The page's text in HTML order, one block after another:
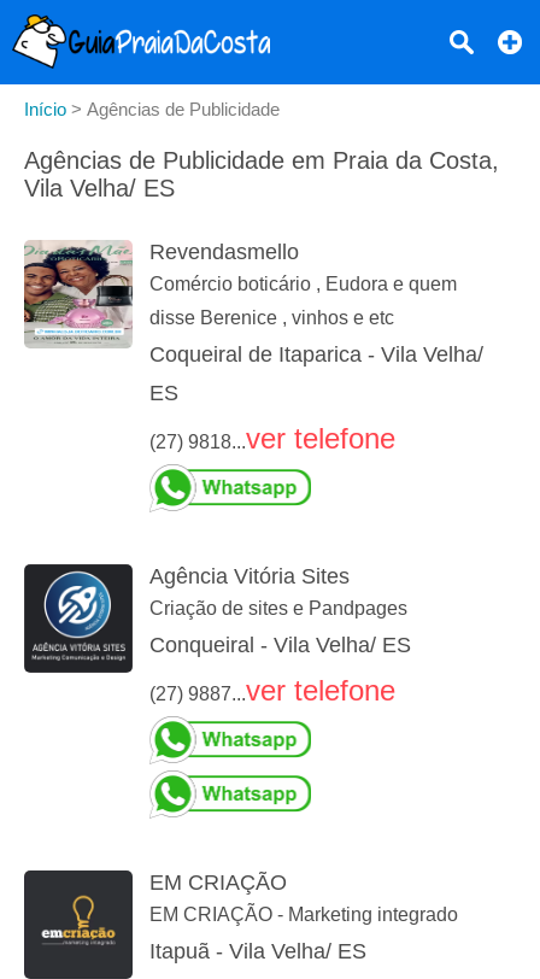
Início > Agências de Publicidade
Agências de Publicidade em Praia da Costa,
Vila Velha/ ES
Revendasmello
Comércio boticário , Eudora e quem
disse Berenice , vinhos e etc
Coqueiral de Itaparica - Vila Velha/
ES
(27) 9818...ver telefone
Agência Vitória Sites
Criação de sites e Pandpages
Conqueiral - Vila Velha/ ES
(27) 9887...ver telefone
EM CRIAÇÃO
EM CRIAÇÃO - Marketing integrado
Itapuã - Vila Velha/ ES